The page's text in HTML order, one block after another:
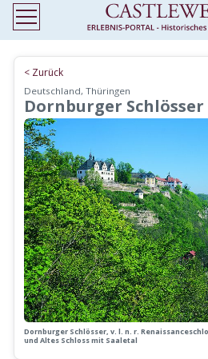
< Zurück
Deutschland, Thüringen
Dornburger Schlösser
Dornburger Schlösser, v. l. n. r.
und Altes Schloss mit Saaletal